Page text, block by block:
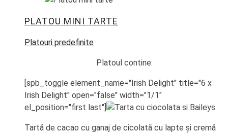
PLATOU MINI TARTE
Platouri predefinite
Platoul contine:
[spb_toggle element_name="Irish Delight" title="6 x
Irish Delight" open="false" width="1/1"
el_position="first last"]
Tartă de cacao cu ganaj de cicolată cu lapte și cremă